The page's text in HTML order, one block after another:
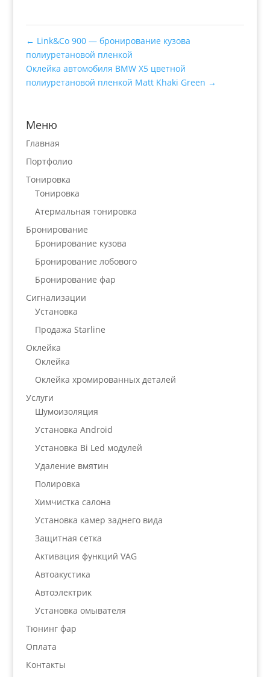
← Link&Co 900 — бронирование кузова
полиуретановой пленкой
Оклейка автомобиля BMW X5 цветной
полиуретановой пленкой Matt Khaki Green →
Меню
Главная
Портфолио
Тонировка
Тонировка
Атермальная тонировка
Бронирование
Бронирование кузова
Бронирование лобового
Бронирование фар
Сигнализации
Установка
Продажа Starline
Оклейка
Оклейка
Оклейка хромированных деталей
Услуги
Шумоизоляция
Установка Android
Установка Bi Led модулей
Удаление вмятин
Полировка
Химчистка салона
Установка камер заднего вида
Защитная сетка
Активация функций VAG
Автоакустика
Автоэлектрик
Установка омывателя
Тюнинг фар
Оплата
Контакты